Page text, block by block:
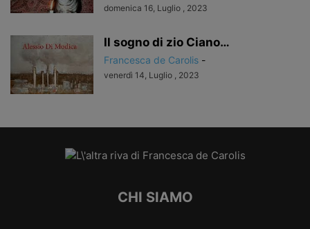
domenica 16, Luglio , 2023
Il sogno di zio Ciano…
Francesca de Carolis -
venerdì 14, Luglio , 2023
CHI SIAMO